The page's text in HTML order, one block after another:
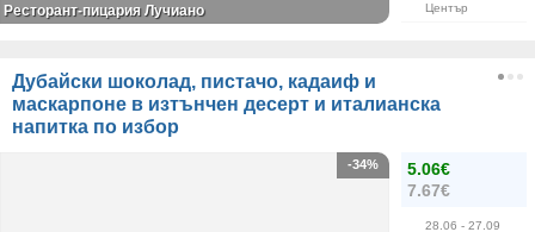
Център
Ресторант-пицария Лучиано
Дубайски шоколад, пистачо, кадаиф и
маскарпоне в изтънчен десерт и италианска
напитка по избор
5.06€
7.67€
28.06 - 27.09
-34%